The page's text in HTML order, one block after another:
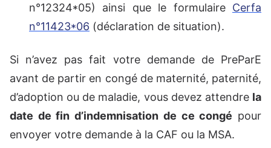
n°12324*05) ainsi que le formulaire Cerfa
n°11423*06 (déclaration de situation).
Si n’avez pas fait votre demande de PreParE
avant de partir en congé de maternité, paternité,
d’adoption ou de maladie, vous devez attendre la
date de fin d’indemnisation de ce congé pour
envoyer votre demande à la CAF ou la MSA.